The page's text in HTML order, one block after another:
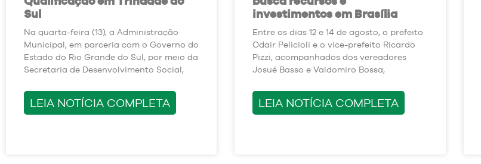
Sul
Na quarta-feira (13), a Administração
Municipal, em parceria com o Governo do
Estado do Rio Grande do Sul, por meio da
Secretaria de Desenvolvimento Social,
LEIA NOTÍCIA COMPLETA
investimentos em Brasília
Entre os dias 12 e 14 de agosto, o prefeito
Odair Pelicioli e o vice-prefeito Ricardo
Pizzi, acompanhados dos vereadores
Josué Basso e Valdomiro Bossa,
LEIA NOTÍCIA COMPLETA